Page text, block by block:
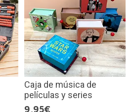
Caja de música de
películas y series
9,95€